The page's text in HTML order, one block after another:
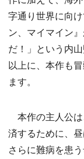
字通り世界に向
ン、マイマイン
だ！」という内
以上に、本作も
ます。
本作の主人公
済するために、
さらに難病を患